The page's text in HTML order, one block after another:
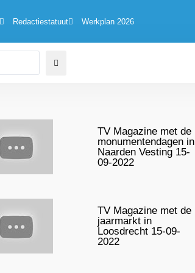
Redactiestatuut Werkplan 2026
TV Magazine met de
monumentendagen in
Naarden Vesting 15-
09-2022
TV Magazine met de
jaarmarkt in
Loosdrecht 15-09-
2022